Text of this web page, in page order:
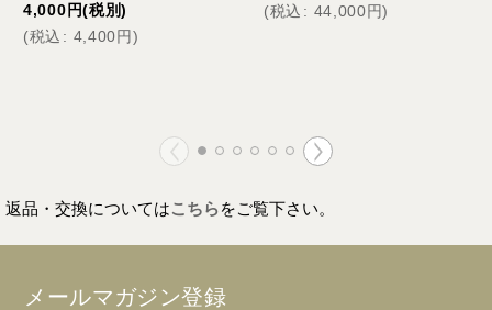
4,000 円(税別)
(税込 : 4,400円)
(税込 : 44,000円)
返品・交換についてはこちらをご覧下さい。
メールマガジン登録